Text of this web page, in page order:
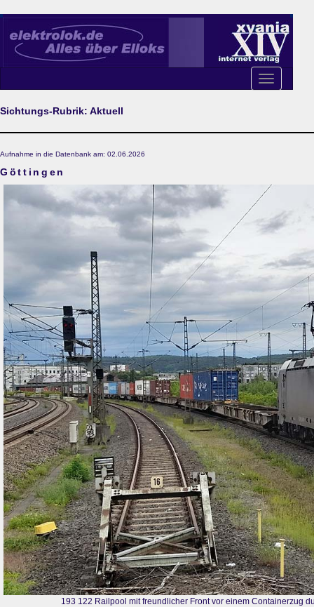
Toggle
navigation
Sichtungs-Rubrik: Aktuell
Aufnahme in die Datenbank am: 02.06.2026
Göttingen
193 122 Railpool mit freundlicher Front vor einem Containerzug